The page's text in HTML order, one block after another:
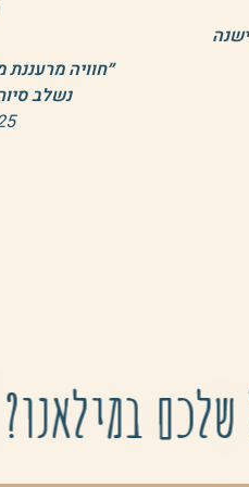
תודה
זכרונות
במילאנו?